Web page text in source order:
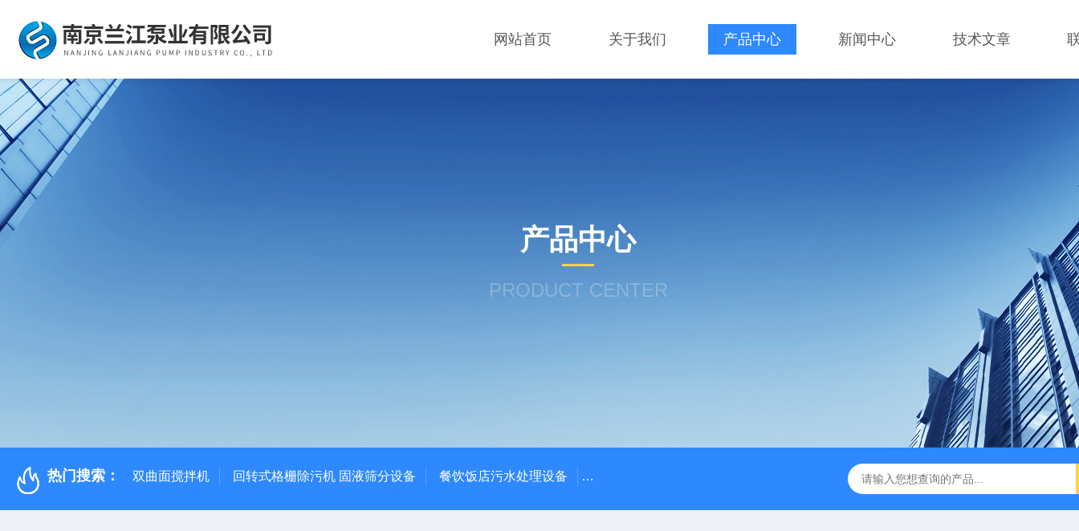
网站首页 关于我们 产品中心 新闻中心 技术文章
产品中心
PRODUCT CENTER
热门搜索： 双曲面搅拌机 回转式格栅除污机 固液筛分设备 餐饮饭店污水处理设备 高密度沉淀池中心传动刮泥机 伞型双曲面立式搅拌机 WNG5二沉池刮吸泥机原